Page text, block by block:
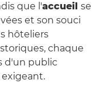
que l'accueil se
et son souci
hôteliers
chaque
d'un public